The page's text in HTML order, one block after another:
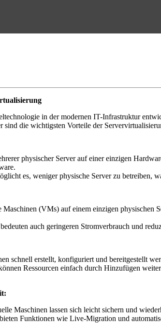
in der modernen IT-Infrastruktur
die wichtigsten Vorteile der
physischer Server auf einer einzigen
es, weniger physische Server zu betreiben,
Maschinen (VMs) auf einem einzigen physischen
auch geringeren Stromverbrauch und
schnell erstellt, konfiguriert und bereitgestellt
Ressourcen einfach durch Hinzufügen
Maschinen lassen sich leicht sichern und
Funktionen wie Live-Migration und